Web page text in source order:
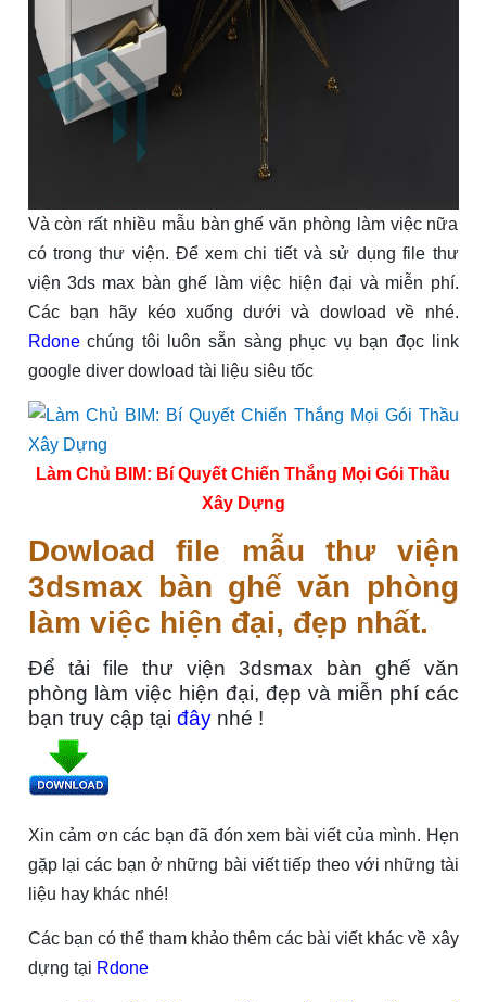
Và còn rất nhiều mẫu bàn ghế văn phòng làm việc nữa
có trong thư viện. Để xem chi tiết và sử dụng file thư
viện 3ds max bàn ghế làm việc hiện đại và miễn phí.
Các bạn hãy kéo xuống dưới và dowload về nhé.
Rdone chúng tôi luôn sẵn sàng phục vụ bạn đọc link
google diver dowload tài liệu siêu tốc
Làm Chủ BIM: Bí Quyết Chiến Thắng Mọi Gói Thầu
Xây Dựng
Dowload file mẫu thư viện
3dsmax bàn ghế văn phòng
làm việc hiện đại, đẹp nhất.
Để tải file thư viện 3dsmax bàn ghế văn
phòng làm việc hiện đại, đẹp và miễn phí các
bạn truy cập tại đâynhé !
Xin cảm ơn các bạn đã đón xem bài viết của mình. Hẹn
gặp lại các bạn ở những bài viết tiếp theo với những tài
liệu hay khác nhé!
Các bạn có thể tham khảo thêm các bài viết khác về xây
dựng tại Rdone